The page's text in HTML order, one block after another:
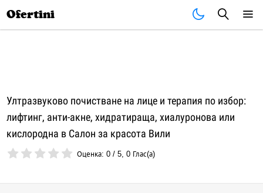
Ofertini
Ултразвуково почистване на лице и терапия по избор:
лифтинг, анти-акне, хидратираща, хиалуронова или
кислородна в Салон за красота Вили
Оценка:0 /5,0 Глас(а)